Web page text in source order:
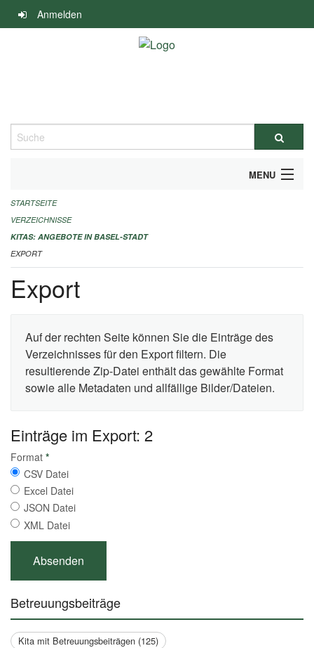
Navigation
überspringen
Anmelden
Suche
MENU
ALLGEMEINE INFORMATIONEN
IMPRESSUM
STARTSEITE
VERZEICHNISSE
KITAS: ANGEBOTE IN BASEL-STADT
EXPORT
Export
Auf der rechten Seite können Sie die Einträge des
Verzeichnisses für den Export filtern. Die
resultierende Zip-Datei enthält das gewählte Format
sowie alle Metadaten und allfällige Bilder/Dateien.
Einträge im Export: 2
Format *
CSV Datei
Excel Datei
JSON Datei
XML Datei
Betreuungsbeiträge
Kita mit Betreuungsbeiträgen (125)